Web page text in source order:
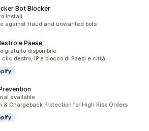
Bot Blocker
install
against fraud and unwanted bots
e Paese
gratuito disponibile
destro, IP e blocco di Paesi e città
available
& Chargeback Protection for High Risk Orders